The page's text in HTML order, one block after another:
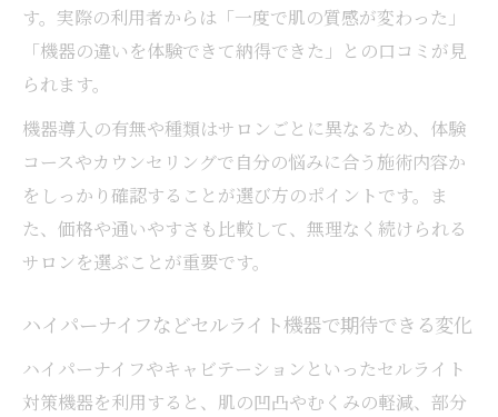
す。実際の利用者からは「一度で肌の質感が変わった」
「機器の違いを体験できて納得できた」との口コミが見
られます。
機器導入の有無や種類はサロンごとに異なるため、体験
コースやカウンセリングで自分の悩みに合う施術内容か
をしっかり確認することが選び方のポイントです。ま
た、価格や通いやすさも比較して、無理なく続けられる
サロンを選ぶことが重要です。
ハイパーナイフなどセルライト機器で期待できる変化
ハイパーナイフやキャビテーションといったセルライト
対策機器を利用すると、肌の凹凸やむくみの軽減、部分